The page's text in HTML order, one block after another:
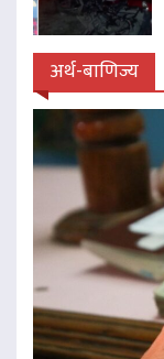
अर्थ-बाणिज्य